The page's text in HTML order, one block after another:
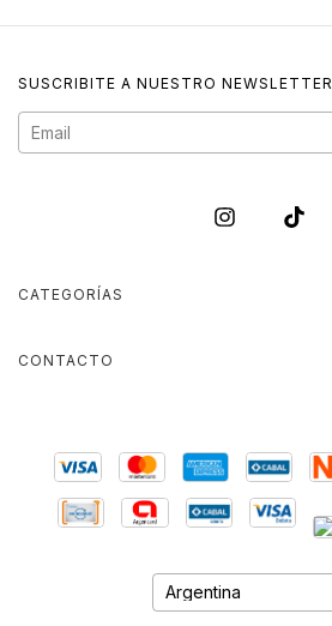
SUSCRIBITE A NUESTRO NEWSLETTER
CATEGORÍAS
CONTACTO